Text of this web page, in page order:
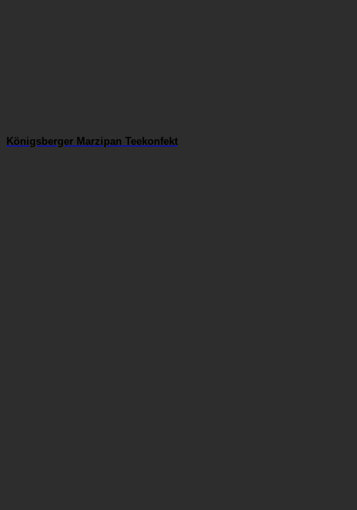
Königsberger Marzipan Teekonfekt